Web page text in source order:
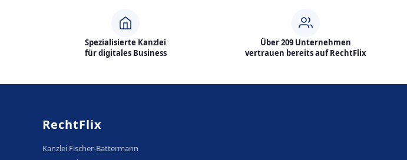
Spezialisierte Kanzlei
für digitales Business
Über 209 Unternehmen
vertrauen bereits auf RechtFlix
RechtFlix
Kanzlei Fischer-Battermann